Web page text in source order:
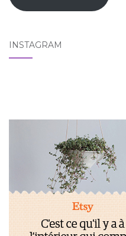
INSTAGRAM